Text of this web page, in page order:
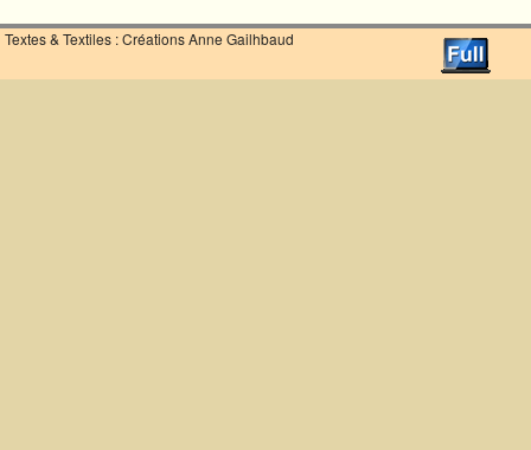
Textes & Textiles : Créations Anne Gailhbaud